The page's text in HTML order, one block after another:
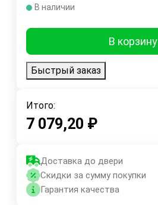
В наличии
В корзину
Быстрый заказ
Итого:
7 079,20 ₽
Доставка до двери
Скидки за сумму покупки
Гарантия качества